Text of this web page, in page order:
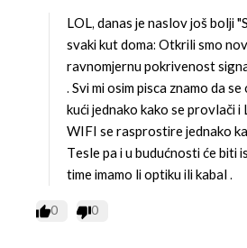
LOL, danas je naslov još bolji
svaki kut doma: Otkrili smo
ravnomjernu pokrivenost
. Svi mi osim pisca znamo da
kući jednako kako se provlači i
WIFI se rasprostire jednako
Tesle pa i u budućnosti će biti
time imamo li optiku ili kabal .
0 0